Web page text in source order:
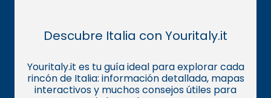
Descubre Italia con Youritaly.it
Youritaly.it es tu guía ideal para explorar cada
rincón de Italia: información detallada, mapas
interactivos y muchos consejos útiles para